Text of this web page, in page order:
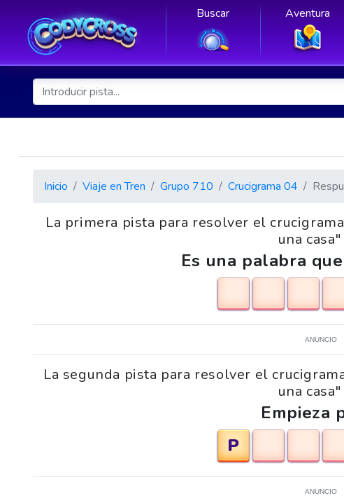
Buscar Aventura
Inicio Viaje en Tren Grupo 710 Crucigrama 04
La primera pista para resolver el
una casa"
Es una palabra
ANUNCIO
La segunda pista para resolver el
una casa"
Empieza
P
ANUNCIO